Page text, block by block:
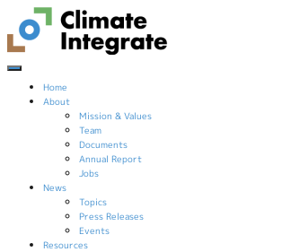
ン
ツ
content
Home
About
Mission & Values
Team
Documents
Annual Report
Jobs
News
Topics
Press Releases
Events
Resources